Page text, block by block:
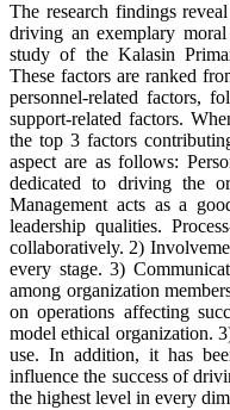
The research findings
driving an exemplary
study of the Kalasin
These factors are ranked
personnel-related factors,
support-related factors.
the top 3 factors
aspect are as follows:
dedicated to driving the
Management acts as a
leadership qualities.
collaboratively. 2)
every stage. 3)
among organization
on operations affecting
model ethical organization.
use. In addition, it has
influence the success of
the highest level in every